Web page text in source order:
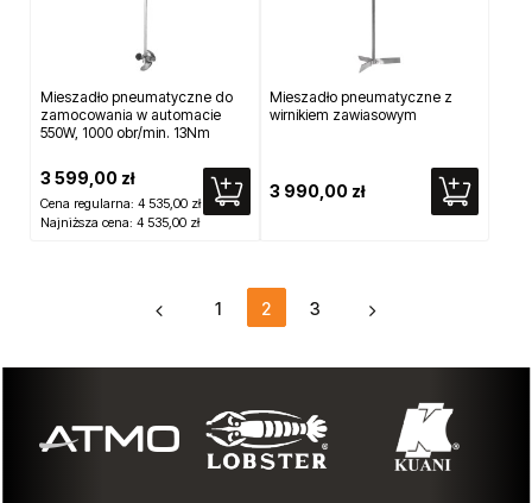
Mieszadło pneumatyczne do
zamocowania w automacie
550W, 1000 obr/min. 13Nm
3 599,00 zł
Cena regularna: 4 535,00 zł
Najniższa cena: 4 535,00 zł
Mieszadło pneumatyczne z
wirnikiem zawiasowym
3 990,00 zł
1 2 3